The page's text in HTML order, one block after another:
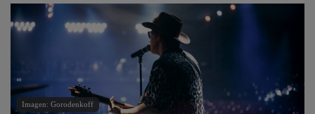
Imagen: Gorodenkoff